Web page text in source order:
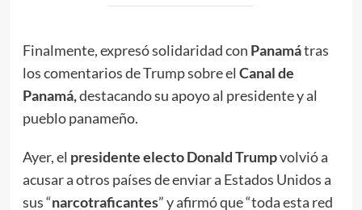
Finalmente, expresó solidaridad con Panamátras
los comentarios de Trump sobre el Canal de
Panamá,destacando su apoyo al presidente y al
pueblo panameño.
Ayer, el presidente electo Donald Trumpvolvió a
acusar a otros países de enviar a Estados Unidos a
sus “narcotraficantes” y afirmó que “toda esta red